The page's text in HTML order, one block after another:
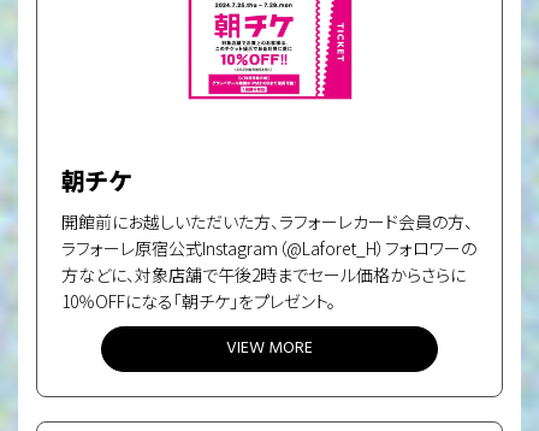
朝チケ
開館前にお越しいただいた方、ラフォーレカード会員の方、
ラフォーレ原宿公式Instagram（@Laforet_H）フォロワーの
方などに、対象店舗で午後2時までセール価格からさらに
10％OFFになる「朝チケ」をプレゼント。
VIEW MORE